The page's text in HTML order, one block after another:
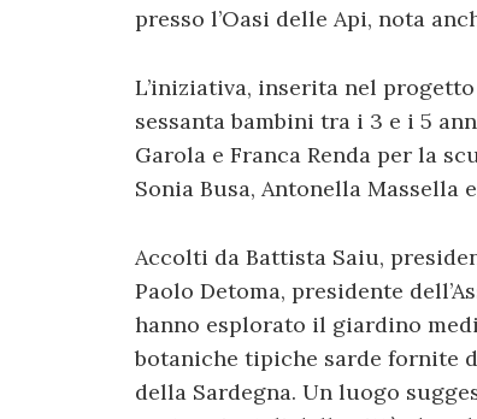
presso l’Oasi delle Api, nota
L’iniziativa, inserita nel
sessanta bambini tra i 3 e i 5
Garola e Franca Renda per la
Sonia Busa, Antonella Massella
Accolti da Battista Saiu,
Paolo Detoma, presidente
hanno esplorato il giardino
botaniche tipiche sarde fornite
della Sardegna. Un luogo